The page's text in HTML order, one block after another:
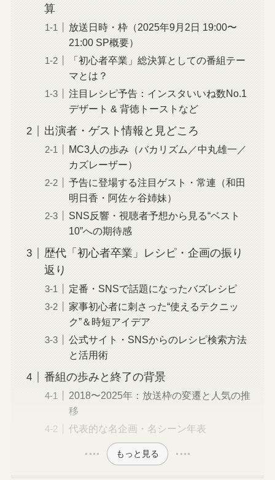
算
放送日時・枠（2025年9月2日 19:00〜
21:00 SP概要）
「初心者卒業」総決算としての番組テー
マとは？
注目レシピ予告：インスタいいね数No.1
デザート & 背徳トーストなど
出演者・ゲスト情報と見どころ
MC3人の歩み（バカリズム／中丸雄一／
カズレーザー）
予告に登場する注目ゲスト・常連（和田
明日香・阿佐ヶ谷姉妹）
SNS反響・視聴者予想から見る“ベスト
10”への期待感
歴代「初心者卒業」レシピ・企画の振り
返り
定番・SNSで話題になったバズレシピ
家事初心者に刺さった“使えるテクニッ
ク”＆時短アイデア
公式サイト・SNSからのレシピ検索方法
と活用術
番組の歩みと終了の背景
2018〜2025年：放送枠の変遷と人気の推
移
代表的な名企画・名シーン年表
もっと見る